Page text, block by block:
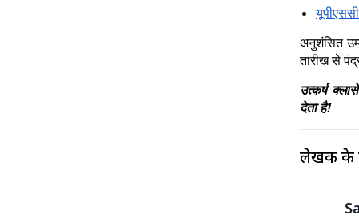
अनुशंसित
तारीख से
उत्कर्ष
देता है!
लेखक के